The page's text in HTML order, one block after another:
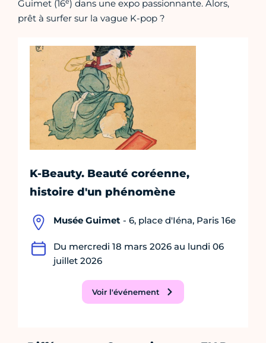
Guimet (16 ) dans une expo passionnante. Alors,
prêt à surfer sur la vague K-pop ?
K-Beauty. Beauté coréenne,
histoire d'un phénomène
Musée Guimet - 6, place d'Iéna, Paris 16e
Du mercredi 18 mars 2026 au lundi 06
juillet 2026
Voir l'événement